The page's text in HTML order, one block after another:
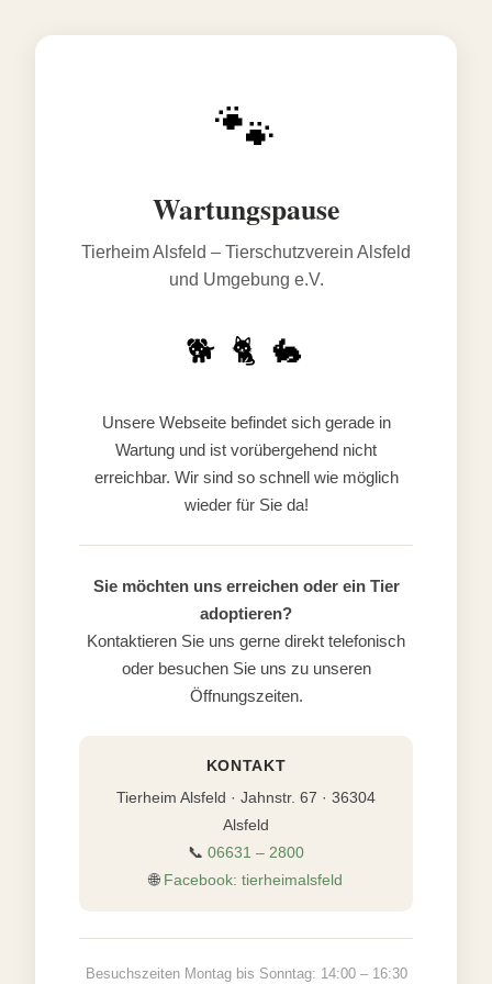
🐾
Wartungspause
Tierheim Alsfeld – Tierschutzverein Alsfeld
und Umgebung e.V.
🐕 🐈 🐇
Unsere Webseite befindet sich gerade in
Wartung und ist vorübergehend nicht
erreichbar. Wir sind so schnell wie möglich
wieder für Sie da!
Sie möchten uns erreichen oder ein Tier
adoptieren?
Kontaktieren Sie uns gerne direkt telefonisch
oder besuchen Sie uns zu unseren
Öffnungszeiten.
KONTAKT
Tierheim Alsfeld · Jahnstr. 67 · 36304
Alsfeld
📞 06631 – 2800
🌐 Facebook: tierheimalsfeld
Besuchszeiten Montag bis Sonntag: 14:00 – 16:30